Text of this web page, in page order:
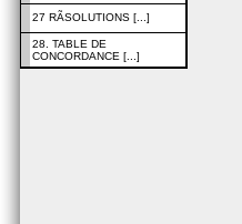
27 RÃSOLUTIONS [...]
28. TABLE DE
CONCORDANCE [...]